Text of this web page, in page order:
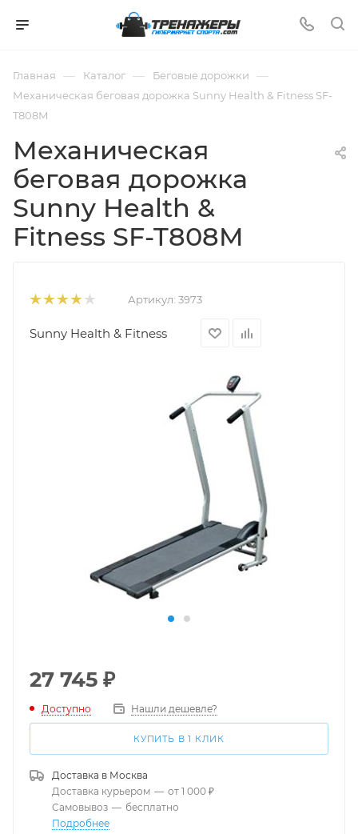
Главная — Каталог — Беговые дорожки —
Механическая беговая дорожка Sunny Health & Fitness SF-
T808M
Механическая
беговая дорожка
Sunny Health &
Fitness SF-T808M
Артикул: 3973
Sunny Health & Fitness
27 745 ₽
Доступно Нашли дешевле?
КУПИТЬ В 1 КЛИК
Доставка в Москва
Доставка курьером — от 1 000 ₽
Самовывоз — бесплатно
Подробнее